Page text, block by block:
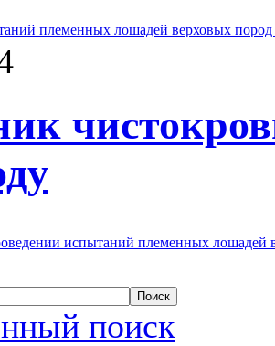
племенных лошадей верховых
испытаний племенных лошадей
поиск